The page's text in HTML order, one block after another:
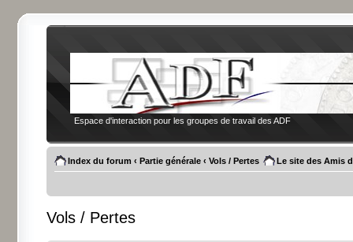
Espace d'interaction pour les groupes de travail des ADF
Index du forum ‹ Partie générale ‹ Vols / Pertes Le site des Amis
Vols / Pertes